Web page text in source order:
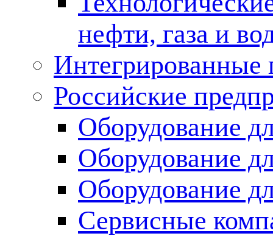
нефти, газа и
Российские
Оборудование
Оборудование
Оборудование
Сервисные